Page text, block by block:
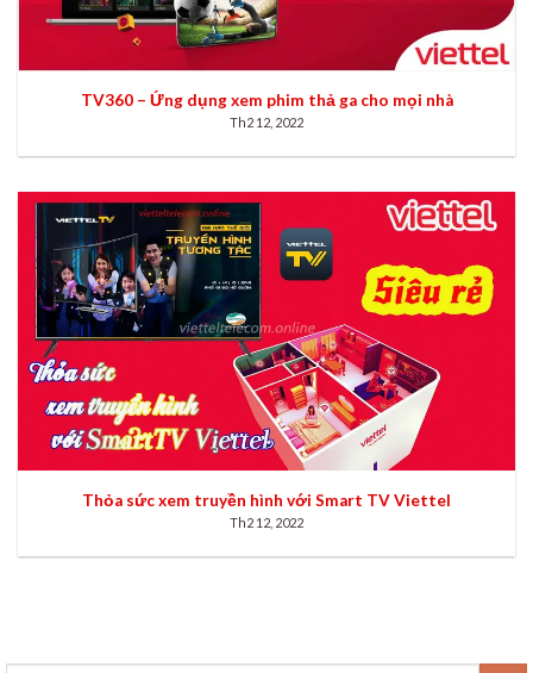
TV360 – Ứng dụng xem phim thả ga cho mọi nhà
Th2 12, 2022
Thỏa sức xem truyền hình với Smart TV Viettel
Th2 12, 2022